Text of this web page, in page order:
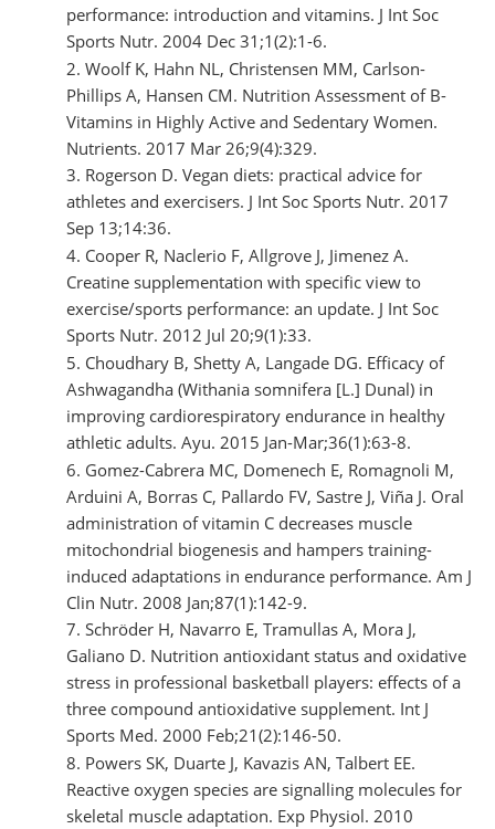
performance: introduction and vitamins. J Int Soc
Sports Nutr. 2004 Dec 31;1(2):1-6.
Woolf K, Hahn NL, Christensen MM, Carlson-
Phillips A, Hansen CM. Nutrition Assessment of B-
Vitamins in Highly Active and Sedentary Women.
Nutrients. 2017 Mar 26;9(4):329.
Rogerson D. Vegan diets: practical advice for
athletes and exercisers. J Int Soc Sports Nutr. 2017
Sep 13;14:36.
Cooper R, Naclerio F, Allgrove J, Jimenez A.
Creatine supplementation with specific view to
exercise/sports performance: an update. J Int Soc
Sports Nutr. 2012 Jul 20;9(1):33.
Choudhary B, Shetty A, Langade DG. Efficacy of
Ashwagandha (Withania somnifera [L.] Dunal) in
improving cardiorespiratory endurance in healthy
athletic adults. Ayu. 2015 Jan-Mar;36(1):63-8.
Gomez-Cabrera MC, Domenech E, Romagnoli M,
Arduini A, Borras C, Pallardo FV, Sastre J, Viña J. Oral
administration of vitamin C decreases muscle
mitochondrial biogenesis and hampers training-
induced adaptations in endurance performance. Am J
Clin Nutr. 2008 Jan;87(1):142-9.
Schröder H, Navarro E, Tramullas A, Mora J,
Galiano D. Nutrition antioxidant status and oxidative
stress in professional basketball players: effects of a
three compound antioxidative supplement. Int J
Sports Med. 2000 Feb;21(2):146-50.
Powers SK, Duarte J, Kavazis AN, Talbert EE.
Reactive oxygen species are signalling molecules for
skeletal muscle adaptation. Exp Physiol. 2010